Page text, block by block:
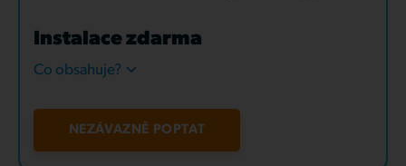
Instalace zdarma
Co obsahuje?
NEZÁVAZNĚ POPTAT